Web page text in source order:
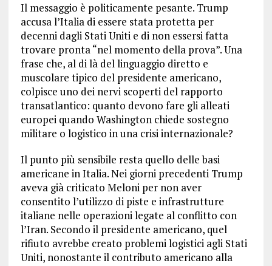
Il messaggio è politicamente pesante. Trump
accusa l’Italia di essere stata protetta per
decenni dagli Stati Uniti e di non essersi fatta
trovare pronta “nel momento della prova”. Una
frase che, al di là del linguaggio diretto e
muscolare tipico del presidente americano,
colpisce uno dei nervi scoperti del rapporto
transatlantico: quanto devono fare gli alleati
europei quando Washington chiede sostegno
militare o logistico in una crisi internazionale?
Il punto più sensibile resta quello delle basi
americane in Italia. Nei giorni precedenti Trump
aveva già criticato Meloni per non aver
consentito l’utilizzo di piste e infrastrutture
italiane nelle operazioni legate al conflitto con
l’Iran. Secondo il presidente americano, quel
rifiuto avrebbe creato problemi logistici agli Stati
Uniti, nonostante il contributo americano alla